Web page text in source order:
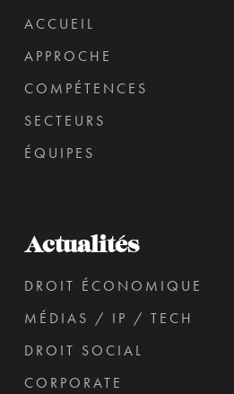
ACCUEIL
APPROCHE
COMPÉTENCES
SECTEURS
ÉQUIPES
Actualités
DROIT ÉCONOMIQUE
MÉDIAS / IP / TECH
DROIT SOCIAL
CORPORATE